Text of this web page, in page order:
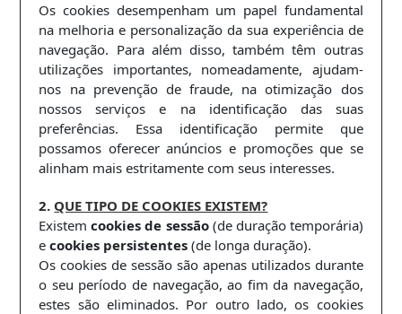
Os cookies desempenham um papel fundamental
na melhoria e personalização da sua experiência de
navegação. Para além disso, também têm outras
utilizações importantes, nomeadamente, ajudam-
nos na prevenção de fraude, na otimização dos
nossos serviços e na identificação das suas
preferências. Essa identificação permite que
possamos oferecer anúncios e promoções que se
alinham mais estritamente com seus interesses.
2. QUE TIPO DE COOKIES EXISTEM?
Existemcookies de sessão(de duração temporária)
ecookies persistentes (de longa duração).
Os cookies de sessão são apenas utilizados durante
o seu período de navegação, ao fim da navegação,
estes são eliminados. Por outro lado, os cookies